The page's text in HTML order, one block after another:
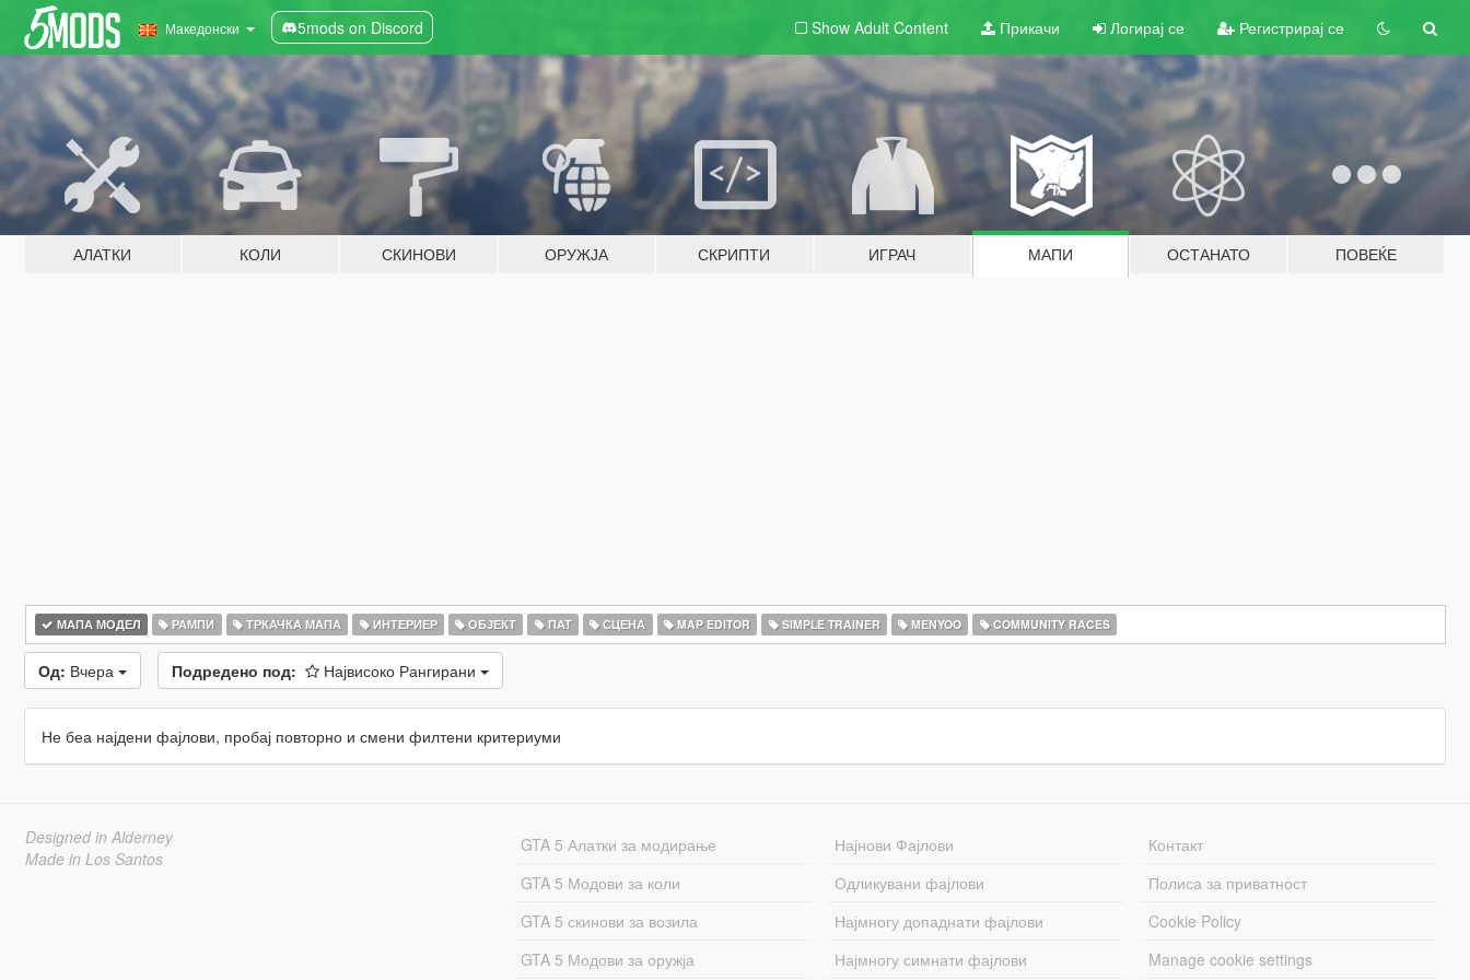
Македонски 5mods on Discord Show Adult Content Прикачи Логирај се Регистрирај се
АЛАТКИ КОЛИ СКИНОВИ ОРУЖЈА СКРИПТИ ИГРАЧ МАПИ ОСТАНАТО ПОВЕЌЕ
МАПА МОДЕЛ РАМПИ ТРКАЧКА МАПА ИНТЕРИЕР ОБЈЕКТ ПАТ СЦЕНА MAP EDITOR SIMPLE TRAINER MENYOO COMMUNITY RACES
Од: Вчера Подредено под: Највисоко Рангирани
Не беа најдени фајлови, пробај повторно и смени филтени критериуми
Designed in Alderney
Made in Los Santos
GTA 5 Алатки за модирање
GTA 5 Модови за коли
GTA 5 скинови за возила
GTA 5 Модови за оружја
Најнови Фајлови
Одликувани фајлови
Најмногу допаднати фајлови
Најмногу симнати фајлови
Контакт
Полиса за приватност
Cookie Policy
Manage cookie settings